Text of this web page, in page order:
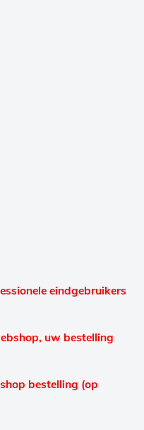
eindgebruikers
uw bestelling
bestelling (op